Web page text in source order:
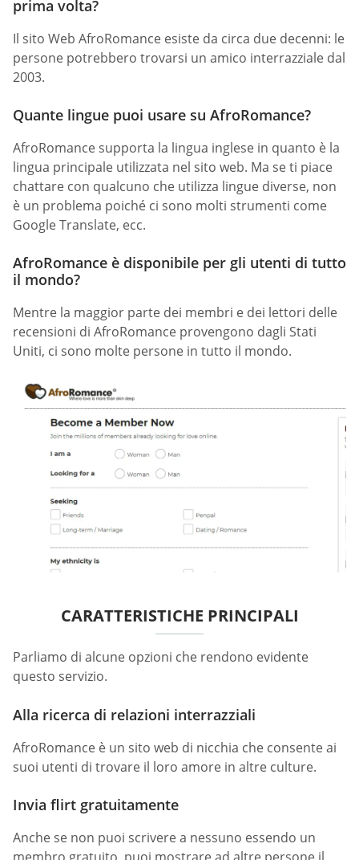
prima volta?
Il sito Web AfroRomance esiste da circa due decenni: le
persone potrebbero trovarsi un amico interrazziale dal
2003.
Quante lingue puoi usare su AfroRomance?
AfroRomance supporta la lingua inglese in quanto è la
lingua principale utilizzata nel sito web. Ma se ti piace
chattare con qualcuno che utilizza lingue diverse, non
è un problema poiché ci sono molti strumenti come
Google Translate, ecc.
AfroRomance è disponibile per gli utenti di tutto
il mondo?
Mentre la maggior parte dei membri e dei lettori delle
recensioni di AfroRomance provengono dagli Stati
Uniti, ci sono molte persone in tutto il mondo.
CARATTERISTICHE PRINCIPALI
Parliamo di alcune opzioni che rendono evidente
questo servizio.
Alla ricerca di relazioni interrazziali
AfroRomance è un sito web di nicchia che consente ai
suoi utenti di trovare il loro amore in altre culture.
Invia flirt gratuitamente
Anche se non puoi scrivere a nessuno essendo un